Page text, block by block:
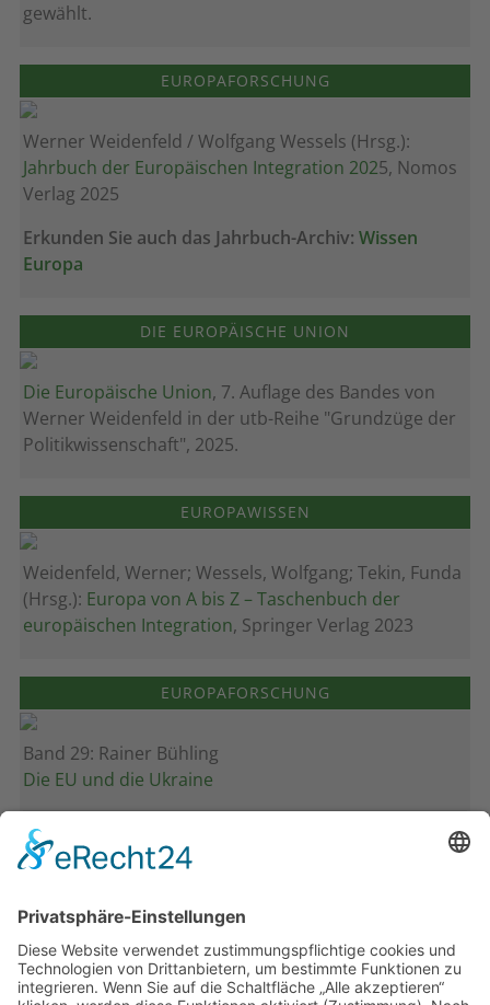
gewählt.
EUROPAFORSCHUNG
Werner Weidenfeld / Wolfgang Wessels (Hrsg.):
Jahrbuch der Europäischen Integration 2025, Nomos
Verlag 2025
Erkunden Sie auch das Jahrbuch-Archiv: Wissen
Europa
DIE EUROPÄISCHE UNION
Die Europäische Union, 7. Auflage des Bandes von
Werner Weidenfeld in der utb-Reihe "Grundzüge der
Politikwissenschaft", 2025.
EUROPAWISSEN
Weidenfeld, Werner; Wessels, Wolfgang; Tekin, Funda
(Hrsg.): Europa von A bis Z – Taschenbuch der
europäischen Integration, Springer Verlag 2023
EUROPAFORSCHUNG
Band 29: Rainer Bühling
Die EU und die Ukraine
Band 28: Andrea Zeller
Eurorettung um jeden Preis?
Band 27: Thomas Jansen
Europa verstehen